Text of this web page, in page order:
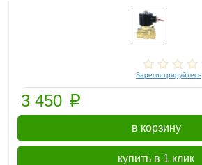
Зарегистрируйтесь
3 450 p
в корзину
купить в 1 клик